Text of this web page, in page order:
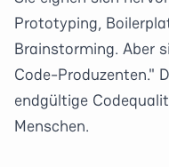
Prototyping,
Brainstorming. Aber
Code-Produzenten."
endgültige
Menschen.